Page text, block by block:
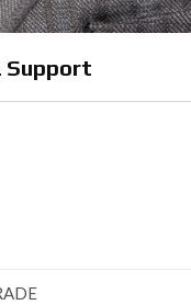
Support